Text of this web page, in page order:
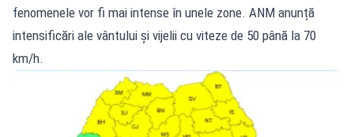
fenomenele vor fi mai intense în unele zone. ANM anunță
intensificări ale vântului și vijelii cu viteze de 50 până la 70
km/h.